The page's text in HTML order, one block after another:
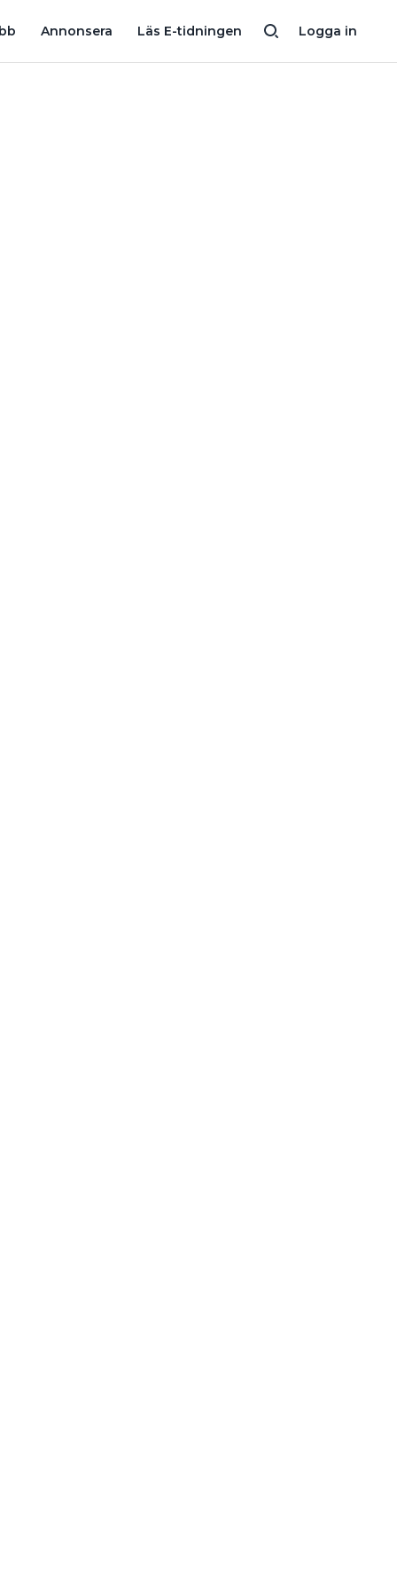
Logga in
Annonsera Läs E-tidningen
I NORRLAND LÖNSAMT EFTER 7 ÅR NÄR 60-ÖRINGEN AVSKAFFAS